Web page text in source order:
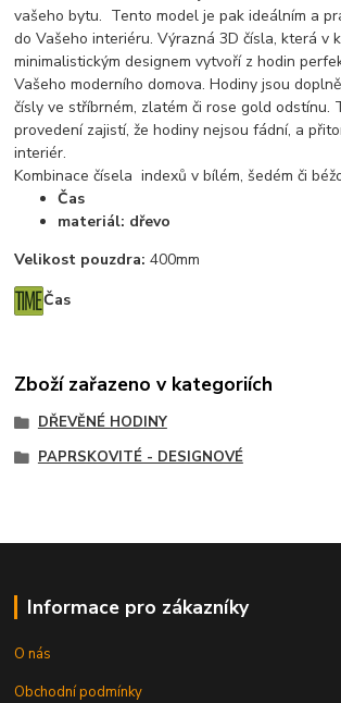
vašeho bytu. Tento model je pak ideálním a
do Vašeho interiéru. Výrazná 3D čísla, která v
minimalistickým designem vytvoří z hodin
Vašeho moderního domova. Hodiny jsou
čísly ve stříbrném, zlatém či rose gold odstínu.
provedení zajistí, že hodiny nejsou fádní, a
interiér.
Kombinace čísela indexů v bílém, šedém či
Čas
materiál: dřevo
Velikost pouzdra: 400mm
Čas
Zboží zařazeno v kategoriích
DŘEVĚNÉ HODINY
PAPRSKOVITÉ - DESIGNOVÉ
Informace pro zákazníky
O nás
Obchodní podmínky